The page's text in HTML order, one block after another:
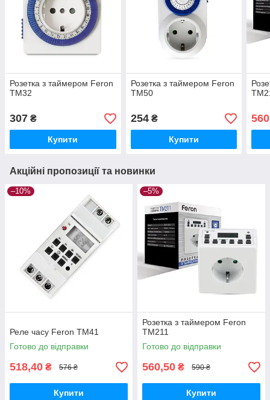
Розетка з таймером Feron
TM32
307 ₴
Купити
Розетка з таймером Feron
TM50
254₴
Купити
Акційні пропозиції та новинки
–10%
Реле часу Feron TM41
Готово до відправки
518,40 ₴ 576 ₴
Купити
–5%
Розетка з таймером Feron
TM211
Готово до відправки
560,50 ₴ 590 ₴
Купити